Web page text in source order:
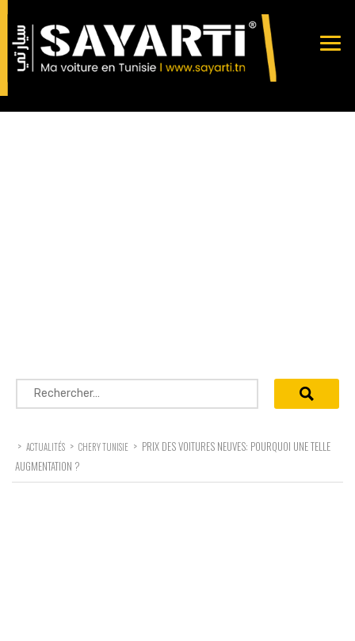
Rechercher :
> ACTUALITÉS > CHERY TUNISIE > PRIX DES VOITURES NEUVES: POURQUOI UNE TELLE
AUGMENTATION ?